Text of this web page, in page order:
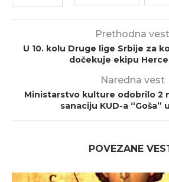
Prethodna vest
U 10. kolu Druge lige Srbije za
dočekuje ekipu
Naredna vest
Ministarstvo kulture odobrilo 2
sanaciju KUD-a “Goša”
POVEZANE